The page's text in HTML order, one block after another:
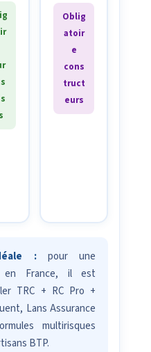
Oblig
atoir
e
cons
truct
eurs
:pour une
en France, il est
TRC + RC Pro +
Lans Assurance
multirisques
BTP.